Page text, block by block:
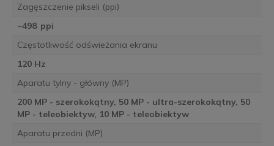
Zagęszczenie pikseli (ppi)
~498 ppi
Częstotliwość odświeżania ekranu
120 Hz
Aparatu tylny - główny (MP)
200 MP - szerokokątny, 50 MP - ultra-szerokokątny, 50
MP - teleobiektyw, 10 MP - teleobiektyw
Aparatu przedni (MP)